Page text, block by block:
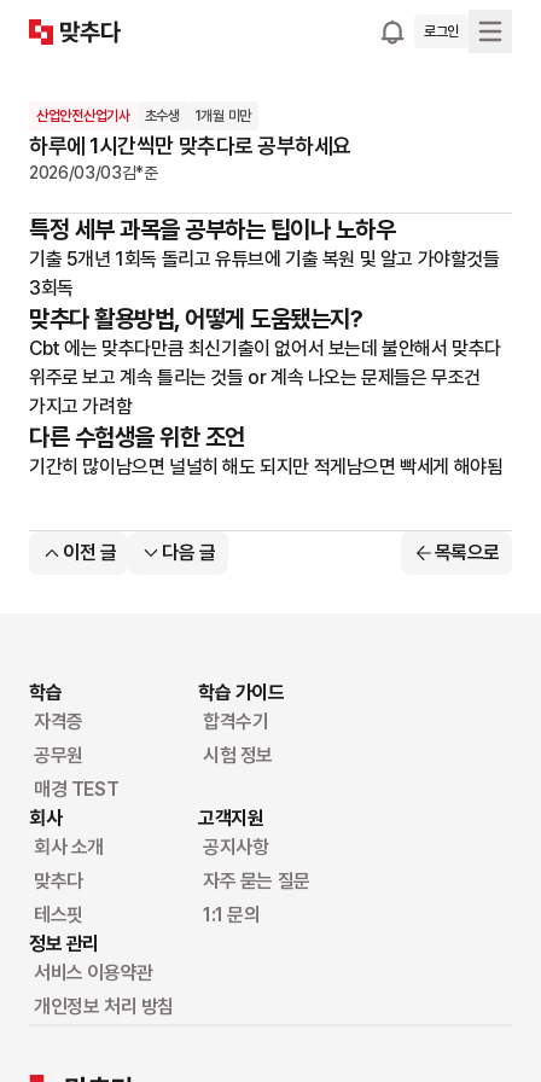
로그인
산업안전산업기사 초수생 1개월 미만
하루에 1시간씩만 맞추다로 공부하세요
2026/03/03김*준
특정 세부 과목을 공부하는 팁이나 노하우
기출 5개년 1회독 돌리고 유튜브에 기출 복원 및 알고 가야할것들
3회독
맞추다 활용방법, 어떻게 도움됐는지?
Cbt 에는 맞추다만큼 최신기출이 없어서 보는데 불안해서 맞추다
위주로 보고 계속 틀리는 것들 or 계속 나오는 문제들은 무조건
가지고 가려함
다른 수험생을 위한 조언
기간히 많이남으면 널널히 해도 되지만 적게남으면 빡세게 해야됨
이전 글 다음 글 목록으로
학습
자격증
공무원
매경 TEST
학습 가이드
합격수기
시험 정보
회사
회사 소개
맞추다
테스핏
고객지원
공지사항
자주 묻는 질문
1:1 문의
정보 관리
서비스 이용약관
개인정보 처리 방침